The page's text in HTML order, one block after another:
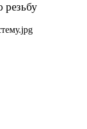
резьбу